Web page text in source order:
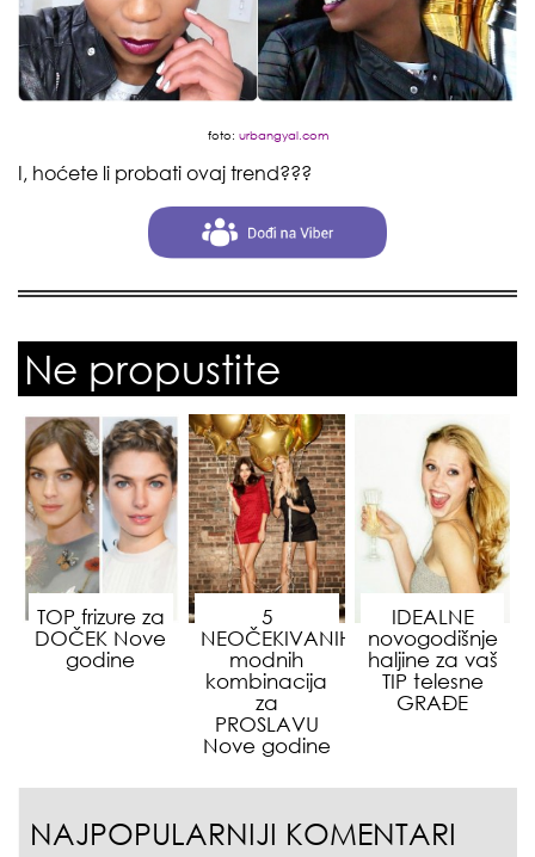
foto: urbangyal.com
I, hoćete li probati ovaj trend???
Ne propustite
TOP frizure za
DOČEK Nove
godine
5
NEOČEKIVANIH
modnih
kombinacija
za
PROSLAVU
Nove godine
IDEALNE
novogodišnje
haljine za vaš
TIP telesne
GRAĐE
NAJPOPULARNIJI KOMENTARI